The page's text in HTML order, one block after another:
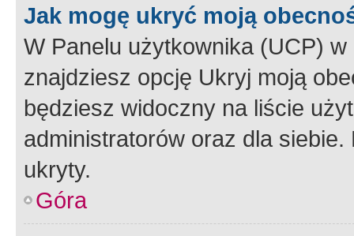
Jak mogę ukryć moją
W Panelu użytkownika (UCP) w
znajdziesz opcję Ukryj moją
będziesz widoczny na liście
administratorów oraz dla
ukryty.
Góra